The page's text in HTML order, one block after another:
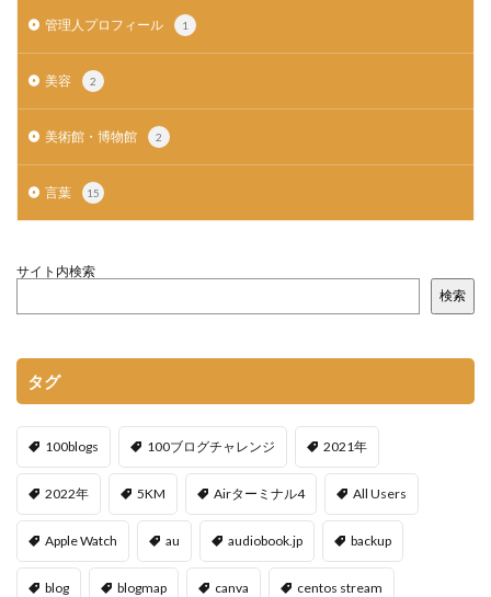
管理人プロフィール 1
美容 2
美術館・博物館 2
言葉 15
サイト内検索
検索
タグ
100blogs 100ブログチャレンジ 2021年
2022年 5KM Airターミナル4 All Users
Apple Watch au audiobook.jp backup
blog blogmap canva centos stream